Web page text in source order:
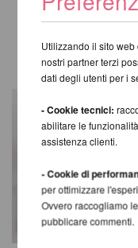
ALTRI
Utilizzando il sito
nostri partner terzi
dati degli utenti per i
- Cookie tecnici:
abilitare le
assistenza clienti.
- Cookie di
per ottimizzare
Ovvero raccogliamo
pubblicare commenti.